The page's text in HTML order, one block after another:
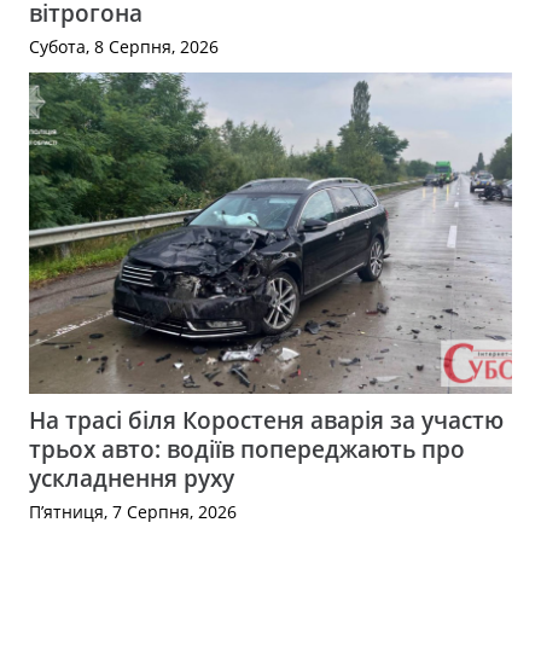
вітрогона
Субота, 8 Серпня, 2026
На трасі біля Коростеня аварія за участю
трьох авто: водіїв попереджають про
ускладнення руху
П’ятниця, 7 Серпня, 2026